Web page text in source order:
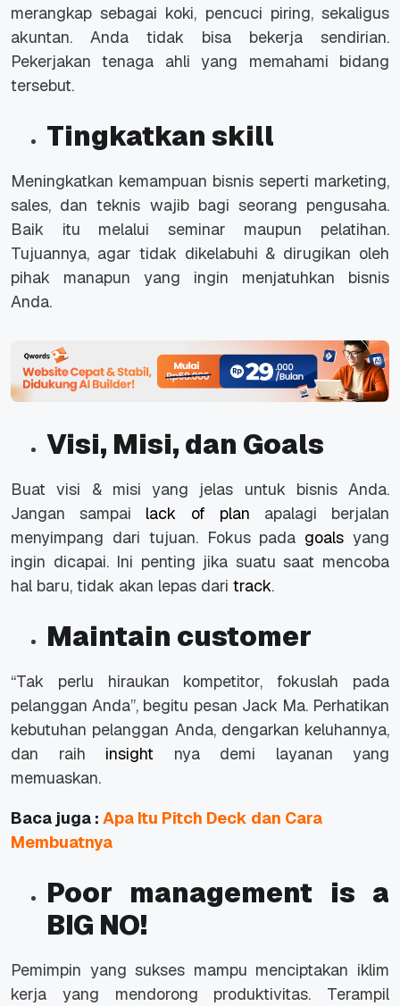
merangkap sebagai koki, pencuci piring, sekaligus
akuntan. Anda tidak bisa bekerja sendirian.
Pekerjakan tenaga ahli yang memahami bidang
tersebut.
Tingkatkan skill
Meningkatkan kemampuan bisnis seperti marketing,
sales, dan teknis wajib bagi seorang pengusaha.
Baik itu melalui seminar maupun pelatihan.
Tujuannya, agar tidak dikelabuhi & dirugikan oleh
pihak manapun yang ingin menjatuhkan bisnis
Anda.
Visi, Misi, dan Goals
Buat visi & misi yang jelas untuk bisnis Anda.
Jangan sampai lack of plan apalagi berjalan
menyimpang dari tujuan. Fokus pada goalsyang
ingin dicapai. Ini penting jika suatu saat mencoba
hal baru, tidak akan lepas dari track.
Maintain customer
“Tak perlu hiraukan kompetitor, fokuslah pada
pelanggan Anda”, begitu pesan Jack Ma. Perhatikan
kebutuhan pelanggan Anda, dengarkan keluhannya,
dan raih insight nya demi layanan yang
memuaskan.
Baca juga : Apa Itu Pitch Deck dan Cara
Membuatnya
Poor management is a
BIG NO!
Pemimpin yang sukses mampu menciptakan iklim
kerja yang mendorong produktivitas. Terampil